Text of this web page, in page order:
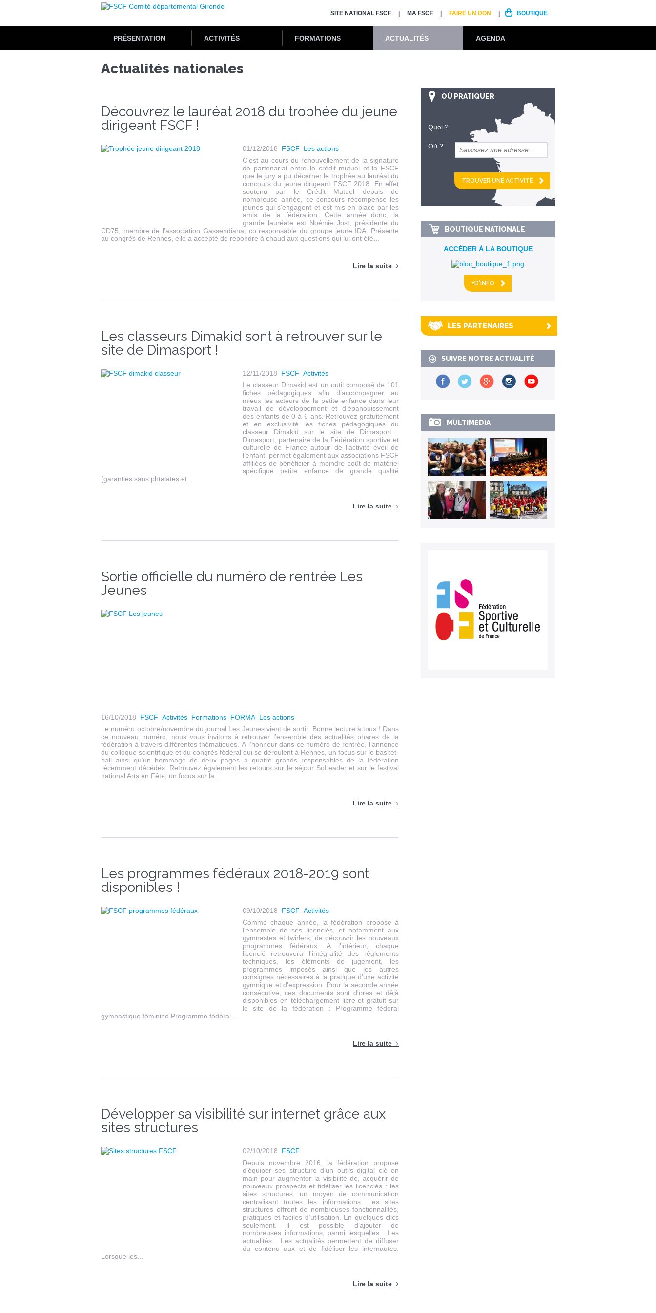
principal
SITE NATIONAL FSCF MA FSCF FAIRE UN DON BOUTIQUE
PRÉSENTATION ACTIVITÉS FORMATIONS ACTUALITÉS AGENDA
Actualités nationales
Découvrez le lauréat 2018 du trophée du jeune
dirigeant FSCF !
01/12/2018 FSCF
Les actions
C'est au cours du renouvellement de la signature
de partenariat entre le crédit mutuel et la FSCF
que le jury a pu décerner le trophée au lauréat du
concours du jeune dirigeant FSCF 2018. En effet
soutenu par le Crédit Mutuel depuis de
nombreuse année, ce concours récompense les
jeunes qui s’engagent et est mis en place par les
amis de la fédération. Cette année donc, la
grande lauréate est Noémie Jost, présidente du
CD75, membre de l’association Gassendiana, co responsable du groupe jeune IDA. Présente
au congrès de Rennes, elle a accepté de répondre à chaud aux questions qui lui ont été...
Lire la suite
Les classeurs Dimakid sont à retrouver sur le
site de Dimasport !
12/11/2018 FSCF Activités
Le classeur Dimakid est un outil composé de 101
fiches pédagogiques afin d’accompagner au
mieux les acteurs de la petite enfance dans leur
travail de développement et d’épanouissement
des enfants de 0 à 6 ans. Retrouvez gratuitement
et en exclusivité les fiches pédagogiques du
classeur Dimakid sur le site de Dimasport :
Dimasport, partenaire de la Fédération sportive et
culturelle de France autour de l’activité éveil de
l’enfant, permet également aux associations FSCF
affiliées de bénéficier à moindre coût de matériel
spécifique petite enfance de grande qualité
(garanties sans phtalates et...
Lire la suite
Sortie officielle du numéro de rentrée Les
Jeunes
16/10/2018 FSCF Activités Formations FORMA Les actions
Le numéro octobre/novembre du journal Les Jeunes vient de sortir. Bonne lecture à tous ! Dans
ce nouveau numéro, nous vous invitons à retrouver l’ensemble des actualités phares de la
fédération à travers différentes thématiques. À l’honneur dans ce numéro de rentrée, l’annonce
du colloque scientifique et du congrès fédéral qui se déroulent à Rennes, un focus sur le basket-
ball ainsi qu’un hommage de deux pages à quatre grands responsables de la fédération
récemment décédés. Retrouvez également les retours sur le séjour SoLeader et sur le festival
national Arts en Fête, un focus sur la...
Lire la suite
Les programmes fédéraux 2018-2019 sont
disponibles !
09/10/2018 FSCF Activités
Comme chaque année, la fédération propose à
l'ensemble de ses licenciés, et notamment aux
gymnastes et twirlers, de découvrir les nouveaux
programmes fédéraux. A l'intérieur, chaque
licencié retrouvera l'intégralité des règlements
techniques, les éléments de jugement, les
programmes imposés ainsi que les autres
consignes nécessaires à la pratique d'une activité
gymnique et d'expression. Pour la seconde année
consécutive, ces documents sont d'ores et déjà
disponibles en téléchargement libre et gratuit sur
le site de la fédération : Programme fédéral
gymnastique féminine Programme fédéral...
Lire la suite
Développer sa visibilité sur internet grâce aux
sites structures
02/10/2018
FSCF
Depuis novembre 2016, la fédération propose
d’équiper ses structure d’un outils digital clé en
main pour augmenter la visibilité de, acquérir de
nouveaux prospects et fidéliser les licenciés : les
sites structures. un moyen de communication
centralisant toutes les informations. Les sites
structures offrent de nombreuses fonctionnalités,
pratiques et faciles d’utilisation. En quelques clics
seulement, il est possible d’ajouter de
nombreuses informations, parmi lesquelles : Les
actualités : Les actualités permettent de diffuser
du contenu aux et de fidéliser les internautes.
Lorsque les...
Lire la suite
OÙ PRATIQUER
Quoi ?
Où ?
et
km alentour
BOUTIQUE NATIONALE
ACCÉDER À LA BOUTIQUE
+D'INFO
LES PARTENAIRES
SUIVRE NOTRE ACTUALITÉ
MULTIMEDIA